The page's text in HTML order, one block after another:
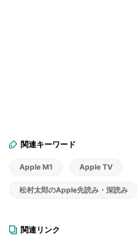
関連キーワード
Apple M1 Apple TV
松村太郎のApple先読み・深読み
関連リンク